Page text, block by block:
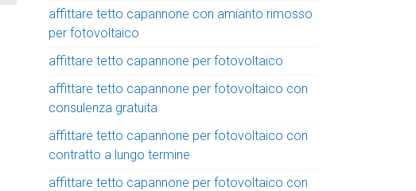
affittare tetto capannone con amianto rimosso
per fotovoltaico
affittare tetto capannone per fotovoltaico
affittare tetto capannone per fotovoltaico con
consulenza gratuita
affittare tetto capannone per fotovoltaico con
contratto a lungo termine
affittare tetto capannone per fotovoltaico con